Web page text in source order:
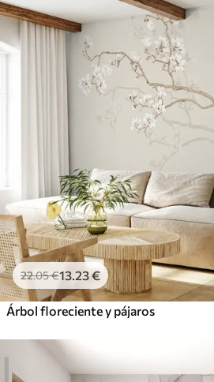
22.05€13 .23€
Árbol floreciente y pájaros